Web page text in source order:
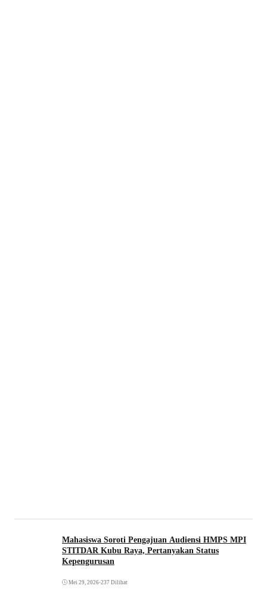
Mahasiswa Soroti Pengajuan Audiensi HMPS MPI
STITDAR Kubu Raya, Pertanyakan Status
Kepengurusan
Mei 29, 2026•237 Dilihat